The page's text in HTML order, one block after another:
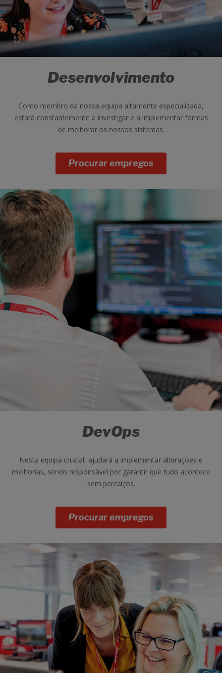
Desenvolvimento
Como membro da nossa equipa altamente especializada,
estará constantemente a investigar e a implementar formas
de melhorar os nossos sistemas.
Procurar empregos
DevOps
Nesta equipa crucial, ajudará a implementar alterações e
melhorias, sendo responsável por garantir que tudo acontece
sem percalços.
Procurar empregos